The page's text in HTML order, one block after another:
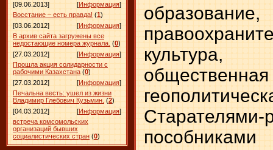
[09.06.2013]
[Информация]
Восстание – есть правда! (1)
[03.06.2012]
[Информация]
В архив сайта загружены все
недостающие номера журнала. (0)
[27.03.2012]
[Информация]
Прошла акция солидарности с
рабочими Казахстана (0)
[27.03.2012]
[Информация]
Печальна весть: ушел из жизни
Владимир Глебович Кузьмин. (2)
[04.03.2012]
[Информация]
встреча комсомольских
организаций бывших
социалистических стран (0)
культура,